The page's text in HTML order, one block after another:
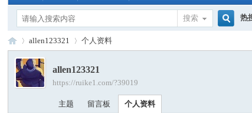
搜索 热
›
allen123321 个人资料
allen123321
https://ruike1.com/?39019
主题 留言板 个人资料